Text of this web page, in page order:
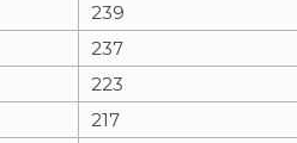
239
237
223
217